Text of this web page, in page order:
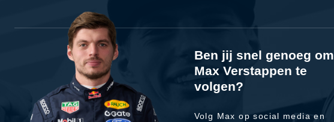
Ben jij snel genoeg om
Max Verstappen te
volgen?
Volg Max op social media en